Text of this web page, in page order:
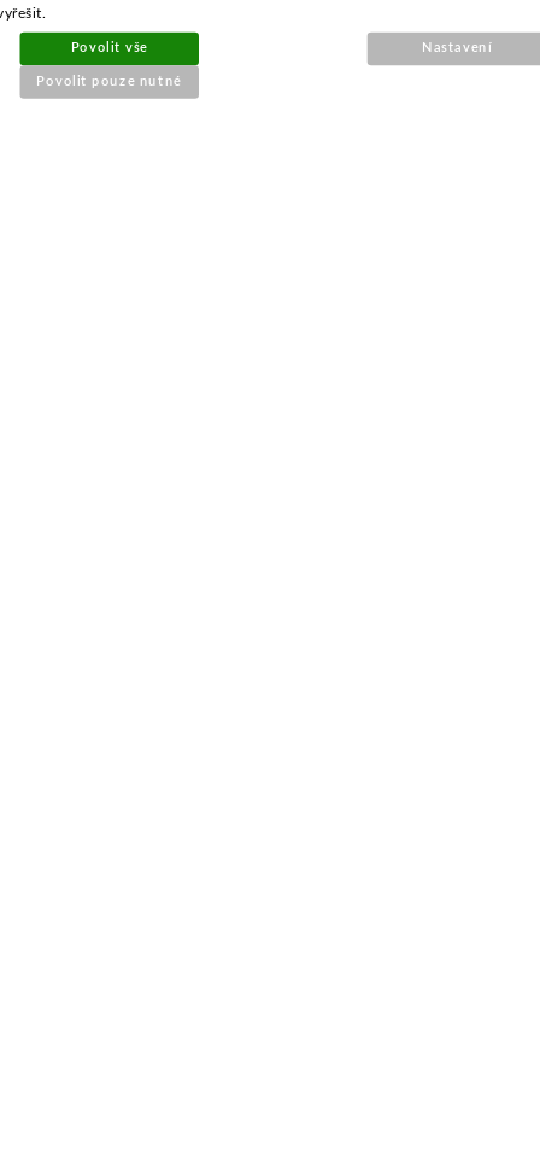
Stihl FS260, FS290, FS310, FS400, FS460,
FS480
Stihl FR85, FR106, FR108, FR220, FR350,
Povolit vše
Povolit pouze nutné
Nastavení